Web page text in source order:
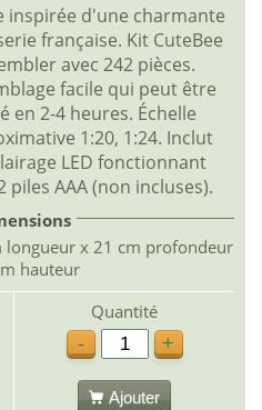
inspirée d'une charmante
française. Kit CuteBee
avec 242 pièces.
facile qui peut être
en 2-4 heures. Échelle
1:20, 1:24. Inclut
LED fonctionnant
piles AAA (non incluses).
longueur x 21 cm profondeur
hauteur
Quantité
-
+
Ajouter